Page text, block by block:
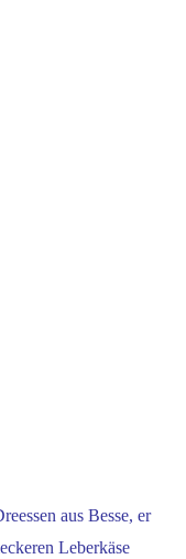
aus Besse, er
Leberkäse